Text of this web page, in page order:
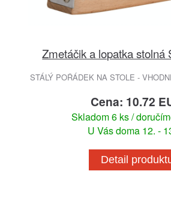
Zmetáčik a lopatka stolná
STÁLÝ POŘÁDEK NA STOLE -
Cena: 10.72
Skladom 6 ks /
U Vás doma 12. -
Detail